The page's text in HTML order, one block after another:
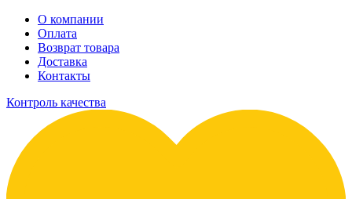
О компании
Оплата
Возврат товара
Доставка
Контакты
Контроль качества